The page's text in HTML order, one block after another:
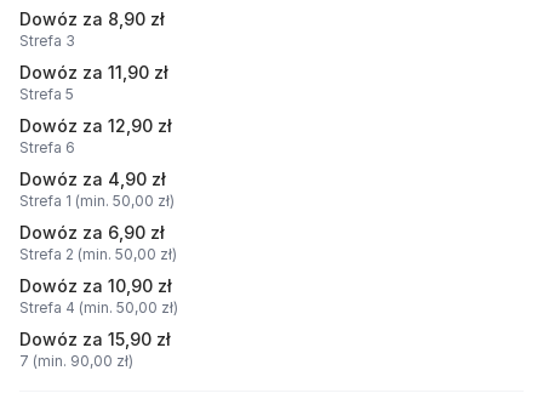
Dowóz za 8,90 zł
Strefa 3
Dowóz za 11,90 zł
Strefa 5
Dowóz za 12,90 zł
Strefa 6
Dowóz za 4,90 zł
Strefa 1 (min. 50,00 zł)
Dowóz za 6,90 zł
Strefa 2 (min. 50,00 zł)
Dowóz za 10,90 zł
Strefa 4 (min. 50,00 zł)
Dowóz za 15,90 zł
7 (min. 90,00 zł)